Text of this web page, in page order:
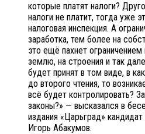
которые платят налоги?
налоги не платит, тогда уже
налоговая инспекция. А
заработка, тем более на
это ещё пахнет
землю, на строения и так
будет принят в том виде, в
до второго чтения, то
всё будет контролировать?
законы?» — высказался в
издания «Царьград»
Игорь Абакумов.